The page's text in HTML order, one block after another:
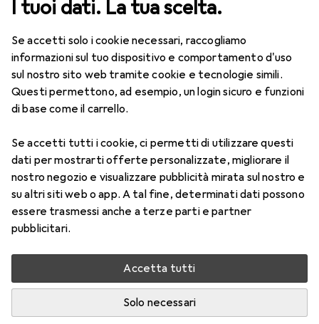
I tuoi dati. La tua scelta.
Se accetti solo i cookie necessari, raccogliamo
informazioni sul tuo dispositivo e comportamento d'uso
sul nostro sito web tramite cookie e tecnologie simili.
Questi permettono, ad esempio, un login sicuro e funzioni
di base come il carrello.
Se accetti tutti i cookie, ci permetti di utilizzare questi
dati per mostrarti offerte personalizzate, migliorare il
nostro negozio e visualizzare pubblicità mirata sul nostro e
su altri siti web o app. A tal fine, determinati dati possono
essere trasmessi anche a terze parti e partner
pubblicitari.
Accetta tutti
Solo necessari
1 Immagine
Air Optix più HydraGlyde per
-1.5, Obiettivo mensile, 6 pz., Torico
Prezzo in EUR IVA incl.
EUR
47,29 EUR
7,88/1pz.
Consegna tra ven, 14/8 e mar, 18/8
Più di 10 pezzi in stock presso il fornitore